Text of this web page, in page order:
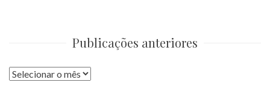
Publicações anteriores
Publicações